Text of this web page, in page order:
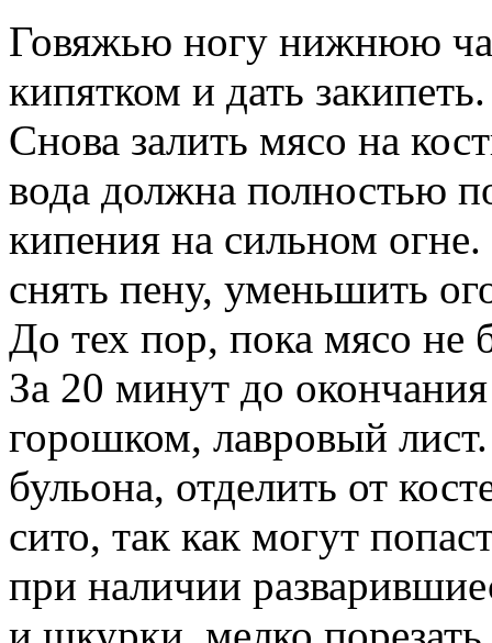
Говяжью ногу нижнюю
кипятком и дать
Снова залить мясо на
вода должна полностью
кипения на сильном
снять пену, уменьшить
До тех пор, пока мясо не
За 20 минут до
горошком, лавровый
бульона, отделить от
сито, так как могут
при наличии